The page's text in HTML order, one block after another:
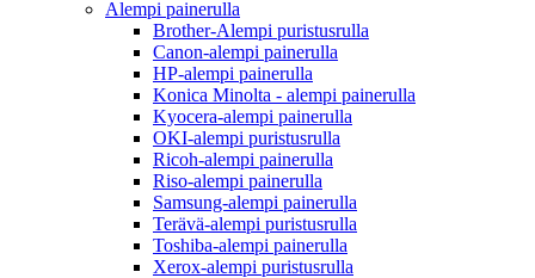
Alempi painerulla
Brother-Alempi puristusrulla
Canon-alempi painerulla
HP-alempi painerulla
Konica Minolta - alempi painerulla
Kyocera-alempi painerulla
OKI-alempi puristusrulla
Ricoh-alempi painerulla
Riso-alempi painerulla
Samsung-alempi painerulla
Terävä-alempi puristusrulla
Toshiba-alempi painerulla
Xerox-alempi puristusrulla